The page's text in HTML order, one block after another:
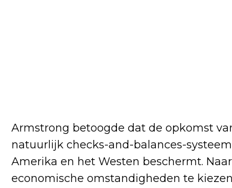
Armstrong betoogde dat de opkomst
natuurlijk checks-and-balances-
Amerika en het Westen beschermt.
economische omstandigheden te